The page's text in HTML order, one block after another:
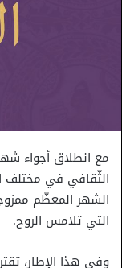
مع انطلاق أجواء
الثّقافي في مختلف
الشهر المعظّم
التي تلامس الروح.